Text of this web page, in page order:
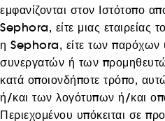
εμφανίζονται στον Ιστότοπο
Sephora, είτε μιας εταιρείας
η Sephora, είτε των παρόχων
συνεργατών ή των
κατά οποιονδήποτε τρόπο,
ή/και των λογότυπων ή/και
Περιεχομένου υπόκειται σε